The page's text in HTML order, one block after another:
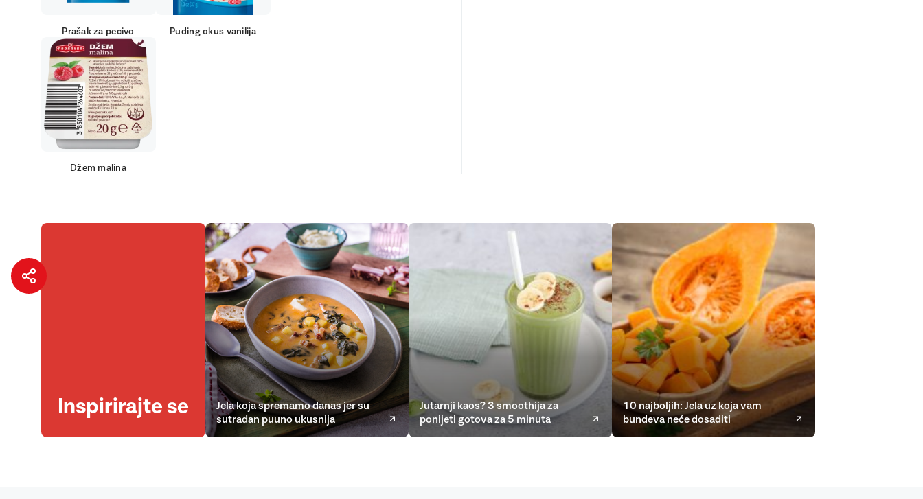
Prašak za pecivo Puding okus vanilija
Džem malina
Inspirirajte se
Jela koja spremamo danas jer su
sutradan puuno ukusnija
Jutarnji kaos? 3 smoothija za
ponijeti gotova za 5 minuta
10 najboljih: Jela uz koja vam
bundeva neće dosaditi